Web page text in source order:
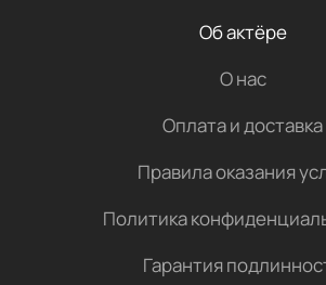
Об актёре
О нас
Оплата и доставка
Правила оказания
Политика
Гарантия